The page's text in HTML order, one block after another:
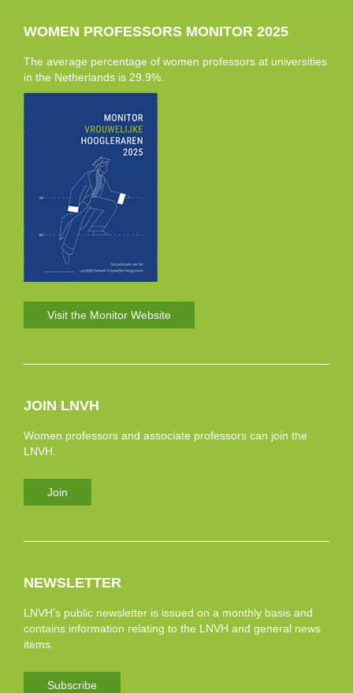
WOMEN PROFESSORS MONITOR 2025
The average percentage of women professors at universities
in the Netherlands is 29.9%.
Visit the Monitor Website
JOIN LNVH
Women professors and associate professors can join the
LNVH.
Join
NEWSLETTER
LNVH’s public newsletter is issued on a monthly basis and
contains information relating to the LNVH and general news
items.
Subscribe